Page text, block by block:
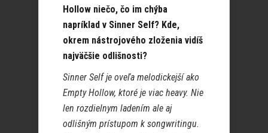
Hollow niečo, čo im chýba
napríklad v Sinner Self? Kde,
okrem nástrojového zloženia vidíš
najväčšie odlišnosti?
Sinner Self je oveľa melodickejší ako
Empty Hollow, ktoré je viac heavy. Nie
len rozdielnym ladením ale aj
odlišným prístupom k songwritingu.